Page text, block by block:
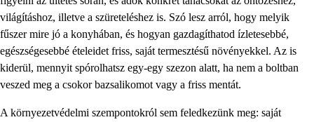
világításhoz, illetve a szüreteléshez is. Szó lesz arról, hogy melyik
fűszer mire jó a konyhában, és hogyan gazdagíthatod ízletesebbé,
egészségesebbé ételeidet friss, saját termesztésű növényekkel. Az is
kiderül, mennyit spórolhatsz egy-egy szezon alatt, ha nem a boltban
veszed meg a csokor bazsalikomot vagy a friss mentát.
A környezetvédelmi szempontokról sem feledkezünk meg: saját